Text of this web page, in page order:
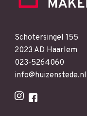
Schotersingel 155
2023 AD Haarlem
023-5264060
info@huizenstede.nl